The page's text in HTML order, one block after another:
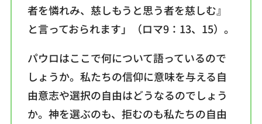
者を憐れみ、慈しもうと思う者を慈しむ』
と言っておられます」（ロマ9：13、15）。
パウロはここで何について語っているので
しょうか。私たちの信仰に意味を与える自
由意志や選択の自由はどうなるのでしょう
か。神を選ぶのも、拒むのも私たちの自由